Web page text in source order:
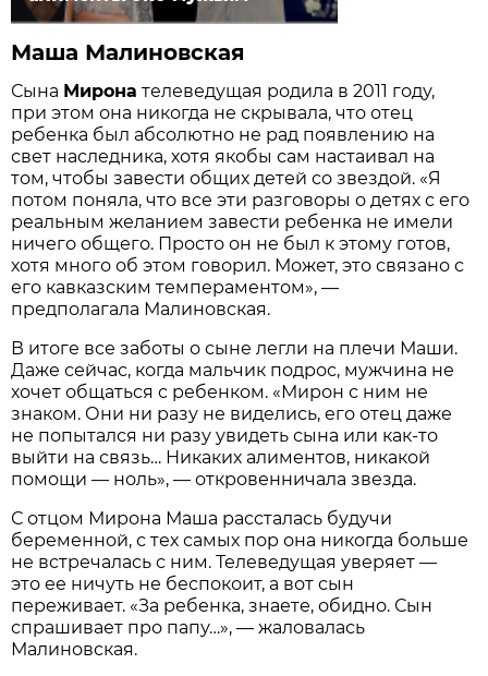
Маша Малиновская
Сына Мирона телеведущая родила в 2011 году,
при этом она никогда не скрывала, что отец
ребенка был абсолютно не рад появлению на
свет наследника, хотя якобы сам настаивал на
том, чтобы завести общих детей со звездой. «Я
потом поняла, что все эти разговоры о детях с его
реальным желанием завести ребенка не имели
ничего общего. Просто он не был к этому готов,
хотя много об этом говорил. Может, это связано с
его кавказским темпераментом», —
предполагала Малиновская.
В итоге все заботы о сыне легли на плечи Маши.
Даже сейчас, когда мальчик подрос, мужчина не
хочет общаться с ребенком. «Мирон с ним не
знаком. Они ни разу не виделись, его отец даже
не попытался ни разу увидеть сына или как-то
выйти на связь… Никаких алиментов, никакой
помощи — ноль», — откровенничала звезда.
С отцом Мирона Маша рассталась будучи
беременной, с тех самых пор она никогда больше
не встречалась с ним. Телеведущая уверяет —
это ее ничуть не беспокоит, а вот сын
переживает. «За ребенка, знаете, обидно. Сын
спрашивает про папу…», — жаловалась
Малиновская.